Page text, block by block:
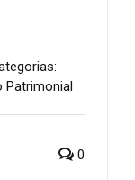
Patrimonial
0